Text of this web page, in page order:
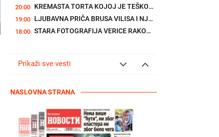
20:00 KREMASTA TORTA KOJOJ JE TEŠKO ODOLETI: Bingo torta je obavezan...
19:00 LJUBAVNA PRIČA BRUSA VILISA I NJEGOVE EME JE POČELA SASVIM...
18:00 STARA FOTOGRAFIJA VERICE RAKOČEVIĆ JE DOKAZ: Naša najpoznatija...
Prikaži sve vesti
NASLOVNA STRANA